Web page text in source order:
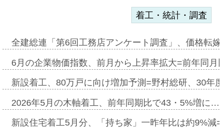
着工・統計・調査
全建総連「第6回工務店アンケート調査」、価格転
6月の企業物価指数、前月から上昇率拡大=前年同
新設着工、80万戸に向け増加予測=野村総研、30年
2026年5月の木軸着工、前年同期比で43・5%増に…
新設住宅着工5月分、「持ち家」一昨年比は約9%